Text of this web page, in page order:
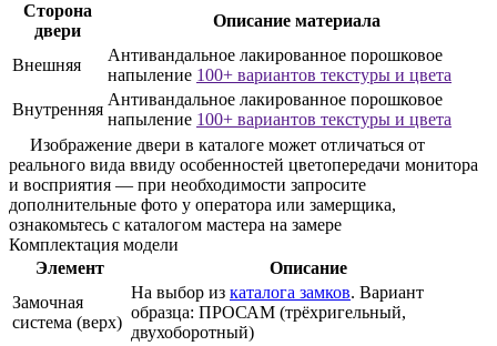
Сторона
двери
Описание материала
Внешняя
Антивандальное лакированное порошковое
напыление 100+ вариантов текстуры и цвета
Внутренняя
Антивандальное лакированное порошковое
напыление 100+ вариантов текстуры и цвета
Изображение двери в каталоге может отличаться от
реального вида ввиду особенностей цветопередачи монитора
и восприятия — при необходимости запросите
дополнительные фото у оператора или замерщика,
ознакомьтесь с каталогом мастера на замере
Комплектация модели
Элемент
Описание
Замочная
система (верх)
На выбор из каталога замков. Вариант
образца: ПРОСАМ (трёхригельный,
двухоборотный)